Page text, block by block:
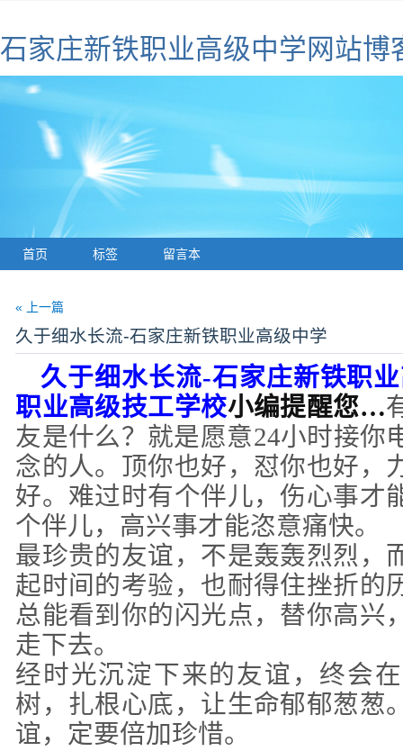
石家庄新铁职业高级中学网站博
首页 标签 留言本
« 上一篇
久于细水长流-石家庄新铁职业高级中学
久于细水长流-石家庄新铁职
职业高级技工学校小编提醒您…
友是什么？就是愿意24小时接你
念的人。顶你也好，怼你也好，
好。难过时有个伴儿，伤心事才
个伴儿，高兴事才能恣意痛快。
最珍贵的友谊，不是轰轰烈烈，
起时间的考验，也耐得住挫折的
总能看到你的闪光点，替你高兴
走下去。
经时光沉淀下来的友谊，终会
树，扎根心底，让生命郁郁葱葱
谊，定要倍加珍惜。